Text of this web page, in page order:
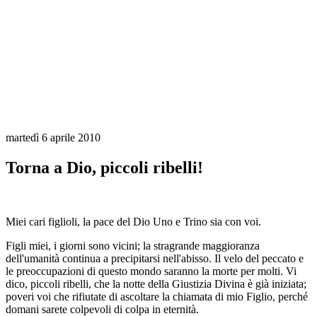
martedì 6 aprile 2010
Torna a Dio, piccoli ribelli!
Miei cari figlioli, la pace del Dio Uno e Trino sia con voi.
Figli miei, i giorni sono vicini; la stragrande maggioranza
dell'umanità continua a precipitarsi nell'abisso. Il velo del peccato e
le preoccupazioni di questo mondo saranno la morte per molti. Vi
dico, piccoli ribelli, che la notte della Giustizia Divina è già iniziata;
poveri voi che rifiutate di ascoltare la chiamata di mio Figlio, perché
domani sarete colpevoli di colpa in eternità.